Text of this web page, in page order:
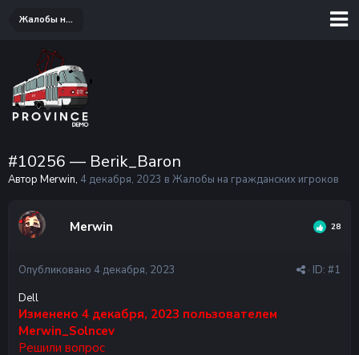
Жалобы на гражданских игроков
#10256 — Berik_Baron
Автор Merwin, 4 декабря, 2023 в Жалобы на гражданских игроков
Merwin 28
· ID: #1
Опубликовано 4 декабря, 2023
Dell
Изменено 4 декабря, 2023 пользователем
Merwin_Solncev
Решили вопрос